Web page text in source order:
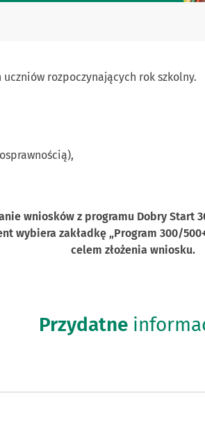
rozpoczynających rok szkolny.
wniosków z programu Dobry
wybiera zakładkę „Program 300/
celem złożenia wniosku.
Przydatne